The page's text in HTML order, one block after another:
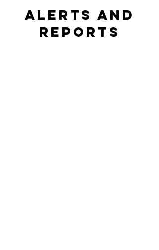
Alerts and
reports